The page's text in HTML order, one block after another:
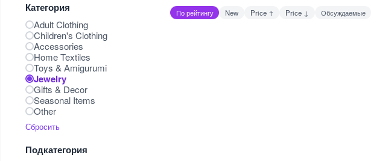
Категория
Adult Clothing
Children's Clothing
Accessories
Home Textiles
Toys & Amigurumi
Jewelry
Gifts & Decor
Seasonal Items
Other
Сбросить
Подкатегория
По рейтингу New Price ↑ Price ↓ Обсуждаемые